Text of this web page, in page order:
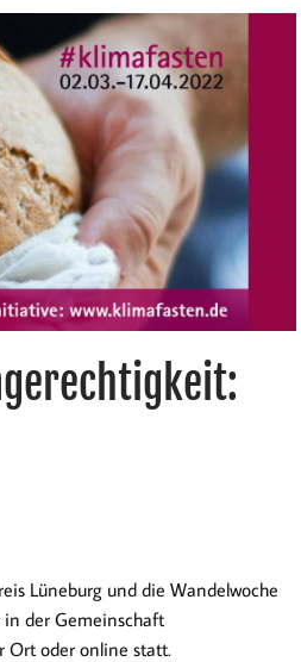
Lüneburg und die Wandelwoche
der Gemeinschaft
Ort oder online statt.